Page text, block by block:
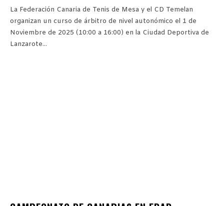
La Federación Canaria de Tenis de Mesa y el CD Temelan
organizan un curso de árbitro de nivel autonómico el 1 de
Noviembre de 2025 (10:00 a 16:00) en la Ciudad Deportiva de
Lanzarote...